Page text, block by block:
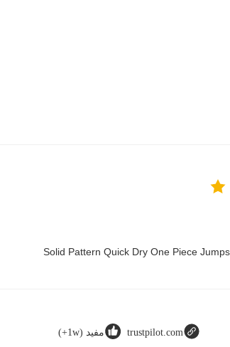
Solid Pattern Quick Dry One Piece
trustpilot.com مفید (1w+)